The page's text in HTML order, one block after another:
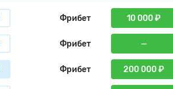
Фрибет 10 000 ₽
Фрибет —
Фрибет 200 000 ₽